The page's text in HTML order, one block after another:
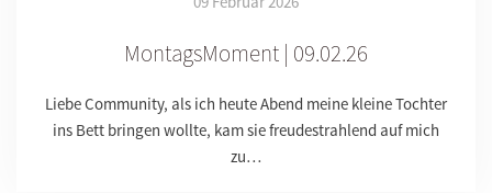
MontagsMoment | 09.02.26
Liebe Community, als ich heute Abend meine kleine Tochter
ins Bett bringen wollte, kam sie freudestrahlend auf mich
zu…